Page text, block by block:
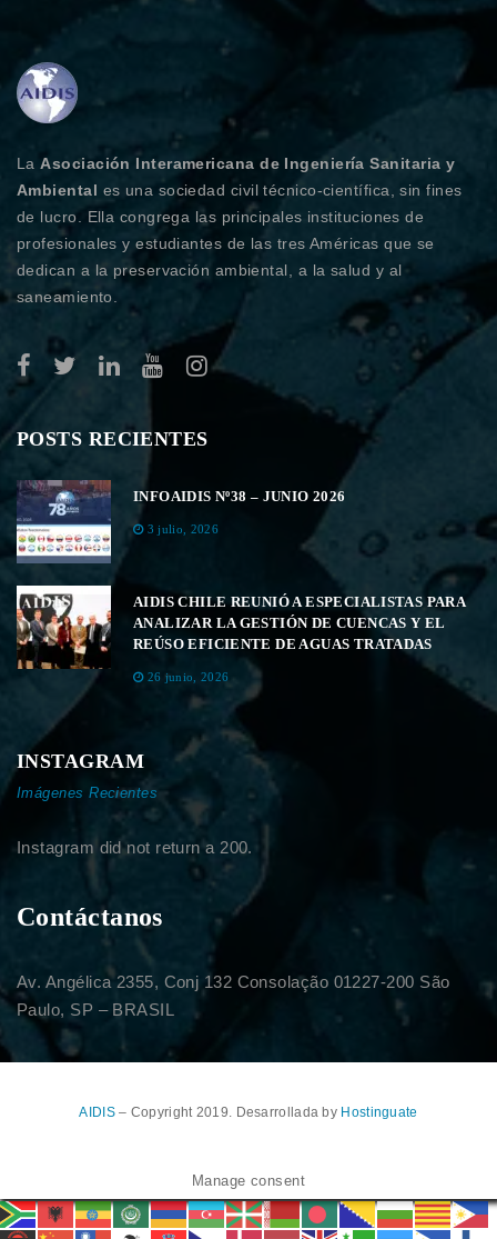
LaAsociación Interamericana de Ingeniería Sanitaria y
Ambiental es una sociedad civil técnico-científica, sin fines
de lucro. Ella congrega las principales instituciones de
profesionales y estudiantes de las tres Américas que se
dedican a la preservación ambiental, a la salud y al
saneamiento.
POSTS RECIENTES
INFOAIDIS Nº38 – JUNIO 2026
3 julio, 2026
AIDIS CHILE REUNIÓ A ESPECIALISTAS PARA
ANALIZAR LA GESTIÓN DE CUENCAS Y EL
REÚSO EFICIENTE DE AGUAS TRATADAS
26 junio, 2026
INSTAGRAM
Imágenes Recientes
Instagram did not return a 200.
Contáctanos
Av. Angélica 2355, Conj 132 Consolação 01227-200 São
Paulo, SP – BRASIL
AIDIS– Copyright 2019. Desarrollada by Hostinguate
Manage consent